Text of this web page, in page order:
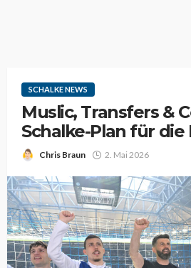
SCHALKE NEWS
Muslic, Transfers &
Schalke-Plan für die
Chris Braun 2. Mai 2026